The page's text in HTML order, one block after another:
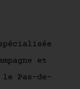
et
Pas-de-